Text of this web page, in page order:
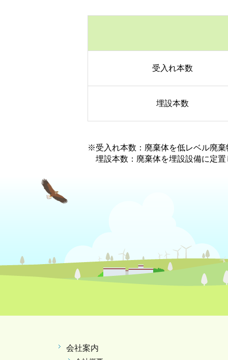
受入れ本数
埋設本数
※受入れ本数：廃棄体を低レベル廃
埋設本数：廃棄体を埋設設備に定置
会社案内